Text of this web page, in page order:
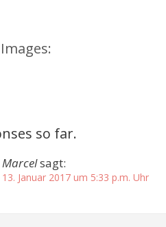
so far.
Marcelsagt:
13. Januar 2017 um 5:33 p.m. Uhr